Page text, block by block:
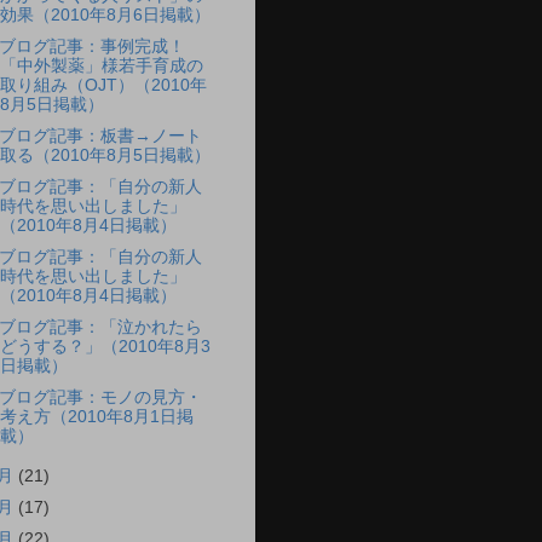
効果（2010年8月6日掲載）
ブログ記事：事例完成！
「中外製薬」様若手育成の
取り組み（OJT）（2010年
8月5日掲載）
ブログ記事：板書→ノート
取る（2010年8月5日掲載）
ブログ記事：「自分の新人
時代を思い出しました」
（2010年8月4日掲載）
ブログ記事：「自分の新人
時代を思い出しました」
（2010年8月4日掲載）
ブログ記事：「泣かれたら
どうする？」（2010年8月3
日掲載）
ブログ記事：モノの見方・
考え方（2010年8月1日掲
載）
(21)
(17)